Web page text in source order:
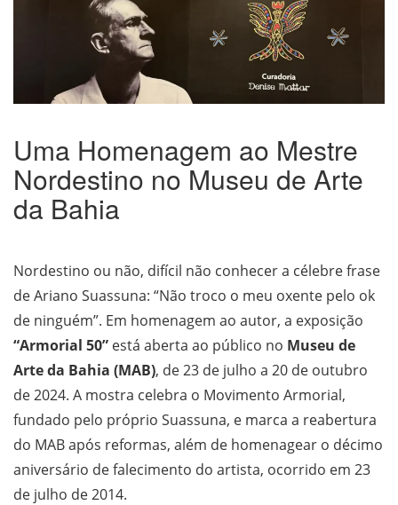
Uma Homenagem ao Mestre
Nordestino no Museu de Arte
da Bahia
Nordestino ou não, difícil não conhecer a célebre frase
de Ariano Suassuna: “Não troco o meu oxente pelo ok
de ninguém”. Em homenagem ao autor, a exposição
“Armorial 50” está aberta ao público no Museu de
Arte da Bahia (MAB), de 23 de julho a 20 de outubro
de 2024. A mostra celebra o Movimento Armorial,
fundado pelo próprio Suassuna, e marca a reabertura
do MAB após reformas, além de homenagear o décimo
aniversário de falecimento do artista, ocorrido em 23
de julho de 2014.